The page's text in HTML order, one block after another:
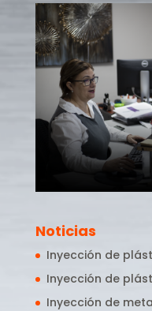
Noticias
Inyección de
Inyección de
Inyección de